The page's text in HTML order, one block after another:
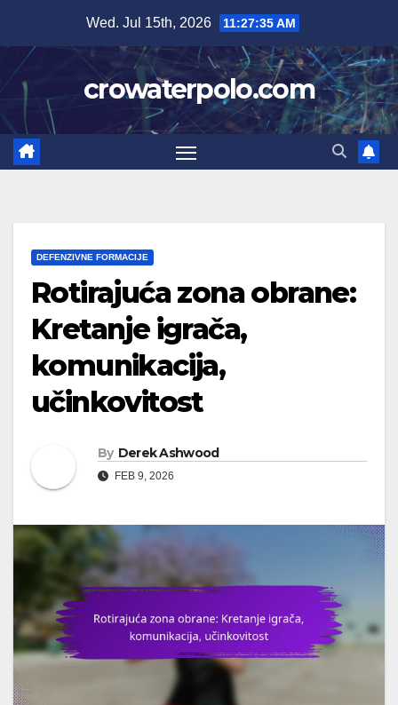
content
Wed. Jul 15th, 2026 11:27:36 AM
crowaterpolo.com
DEFENZIVNE FORMACIJE
Rotirajuća zona obrane:
Kretanje igrača,
komunikacija,
učinkovitost
By Derek Ashwood
FEB 9, 2026